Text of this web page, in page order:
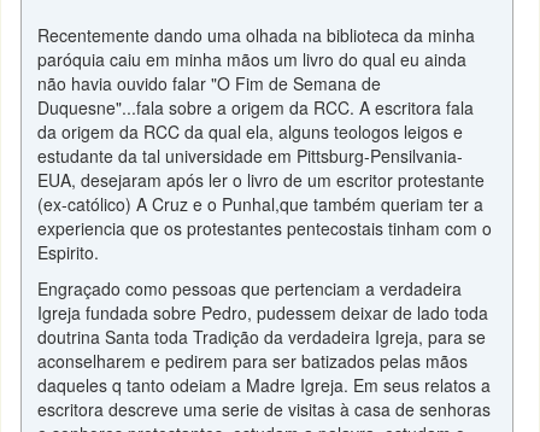
Recentemente dando uma olhada na biblioteca da minha
paróquia caiu em minha mãos um livro do qual eu ainda
não havia ouvido falar "O Fim de Semana de
Duquesne"...fala sobre a origem da RCC. A escritora fala
da origem da RCC da qual ela, alguns teologos leigos e
estudante da tal universidade em Pittsburg-Pensilvania-
EUA, desejaram após ler o livro de um escritor protestante
(ex-católico) A Cruz e o Punhal,que também queriam ter a
experiencia que os protestantes pentecostais tinham com o
Espirito.
Engraçado como pessoas que pertenciam a verdadeira
Igreja fundada sobre Pedro, pudessem deixar de lado toda
doutrina Santa toda Tradição da verdadeira Igreja, para se
aconselharem e pedirem para ser batizados pelas mãos
daqueles q tanto odeiam a Madre Igreja. Em seus relatos a
escritora descreve uma serie de visitas à casa de senhoras